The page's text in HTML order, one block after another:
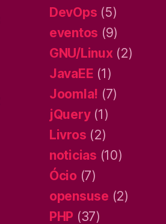
DevOps (5)
eventos (9)
GNU/Linux (2)
JavaEE (1)
Joomla! (7)
jQuery(1)
Livros (2)
noticias (10)
Ócio (7)
opensuse (2)
PHP (37)